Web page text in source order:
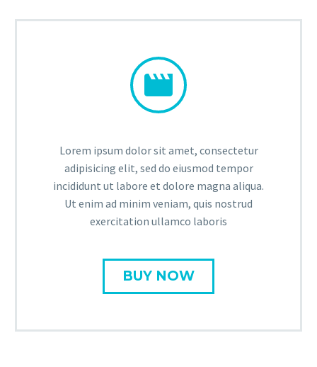


Lorem ipsum dolor sit amet, consectetur
adipisicing elit, sed do eiusmod tempor
incididunt ut labore et dolore magna aliqua.
Ut enim ad minim veniam, quis nostrud
exercitation ullamco laboris
BUY NOW